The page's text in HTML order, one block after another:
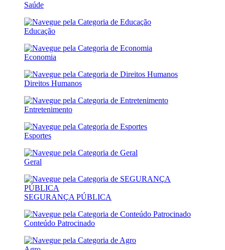
Saúde
Educação
Economia
Direitos Humanos
Entretenimento
Esportes
Geral
SEGURANÇA PÚBLICA
Conteúdo Patrocinado